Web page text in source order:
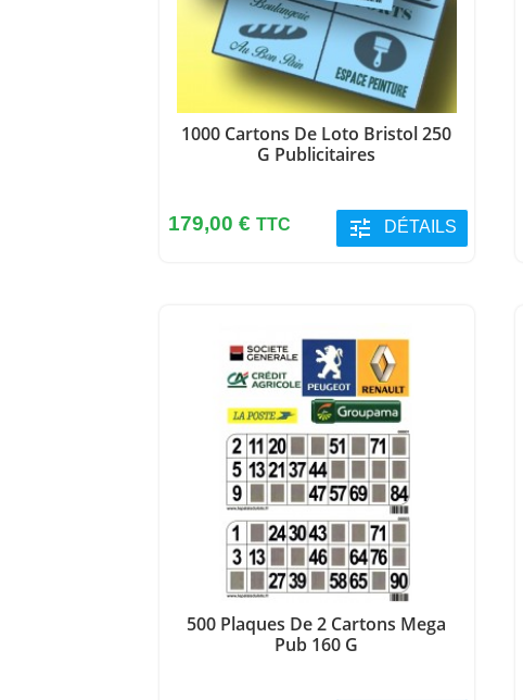
1000 Cartons De Loto Bristol 250
G Publicitaires
Prix
179,00 € TTC tune DÉTAILS
500 Plaques De 2 Cartons Mega
Pub 160 G